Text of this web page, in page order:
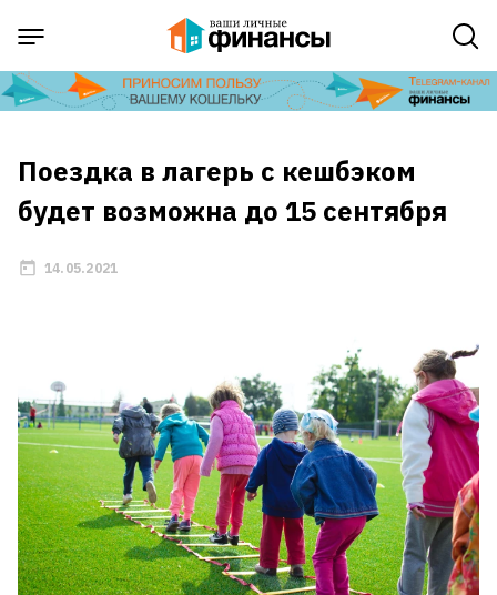
Поездка в лагерь с кешбэком
будет возможна до 15 сентября
14.05.2021